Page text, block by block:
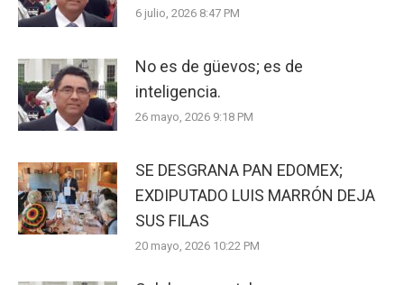
6 julio, 2026 8:47 PM
No es de güevos; es de
inteligencia.
26 mayo, 2026 9:18 PM
SE DESGRANA PAN EDOMEX;
EXDIPUTADO LUIS MARRÓN DEJA
SUS FILAS
20 mayo, 2026 10:22 PM